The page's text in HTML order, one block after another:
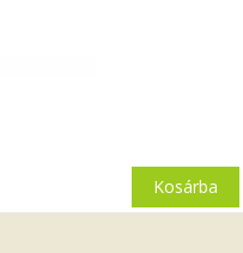
Kosárba